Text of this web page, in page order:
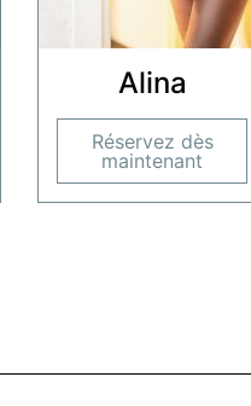
Alina
Réservez dès
maintenant